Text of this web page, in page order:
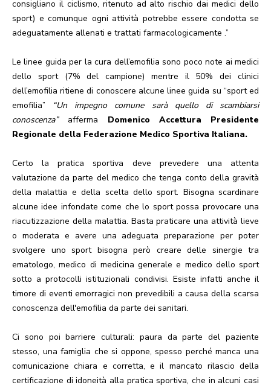
consigliano il ciclismo, ritenuto ad alto rischio dai medici dello
sport) e comunque ogni attività potrebbe essere condotta se
adeguatamente allenati e trattati farmacologicamente .”
Le linee guida per la cura dell’emofilia sono poco note ai medici
dello sport (7% del campione) mentre il 50% dei clinici
dell’emofilia ritiene di conoscere alcune linee guida su “sport ed
emofilia” “Un impegno comune sarà quello di scambiarsi
conoscenza”afferma Domenico Accettura Presidente
Regionale della Federazione Medico Sportiva Italiana.
Certo la pratica sportiva deve prevedere una attenta
valutazione da parte del medico che tenga conto della gravità
della malattia e della scelta dello sport. Bisogna scardinare
alcune idee infondate come che lo sport possa provocare una
riacutizzazione della malattia. Basta praticare una attività lieve
o moderata e avere una adeguata preparazione per poter
svolgere uno sport bisogna però creare delle sinergie tra
ematologo, medico di medicina generale e medico dello sport
sotto a protocolli istituzionali condivisi. Esiste infatti anche il
timore di eventi emorragici non prevedibili a causa della scarsa
conoscenza dell'emofilia da parte dei sanitari.
Ci sono poi barriere culturali: paura da parte del paziente
stesso, una famiglia che si oppone, spesso perché manca una
comunicazione chiara e corretta, e il mancato rilascio della
certificazione di idoneità alla pratica sportiva, che in alcuni casi